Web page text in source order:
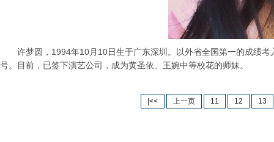
许梦圆，1994年10月10日生于广东深圳。以外省全国第一的成绩考
号。目前，已签下演艺公司，成为黄圣依、王婉中等校花的师妹。
|<< 上一页 11 12 13